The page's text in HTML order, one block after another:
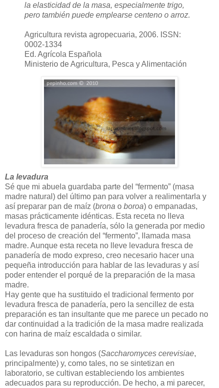
la elasticidad de la masa, especialmente trigo,
pero también puede emplearse centeno o arroz.
Agricultura revista agropecuaria, 2006. ISSN:
0002-1334
Ed. Agrícola Española
Ministerio de Agricultura, Pesca y Alimentación
La levadura
Sé que mi abuela guardaba parte del “fermento” (masa
madre natural) del último pan para volver a realimentarla y
así preparar pan de maíz (brona o boroa) o empanadas,
masas prácticamente idénticas. Esta receta no lleva
levadura fresca de panadería, sólo la generada por medio
del proceso de creación del “fermento”, llamada masa
madre. Aunque esta receta no lleve levadura fresca de
panadería de modo expreso, creo necesario hacer una
pequeña introducción para hablar de las levaduras y así
poder entender el porqué de la preparación de la masa
madre.
Hay gente que ha sustituido el tradicional fermento por
levadura fresca de panadería, pero la sencillez de esta
preparación es tan insultante que me parece un pecado no
dar continuidad a la tradición de la masa madre realizada
con harina de maíz escaldada o similar.
Las levaduras son hongos (Saccharomyces cerevisiae,
principalmente) y, como tales, no se sintetizan en
laboratorio, se cultivan estableciendo los ambientes
adecuados para su reproducción. De hecho, a mi parecer,